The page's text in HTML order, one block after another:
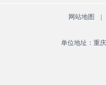
网站地图 |
单位地址：重